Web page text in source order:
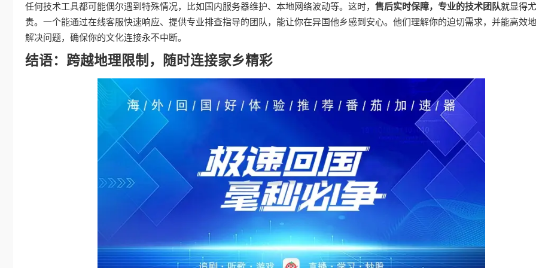
任何技术工具都可能偶尔遇到特殊情况，比如国内服务器维护、本地网络波动等。这时， 售后实时保障，专业的技术团队就显得
贵。一个能通过在线客服快速响应、提供专业排查指导的团队，能让你在异国他乡感到安心。他们理解你的迫切需求，并能高效
解决问题，确保你的文化连接永不中断。
结语：跨越地理限制，随时连接家乡精彩